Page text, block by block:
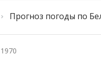
Прогноз погоды по